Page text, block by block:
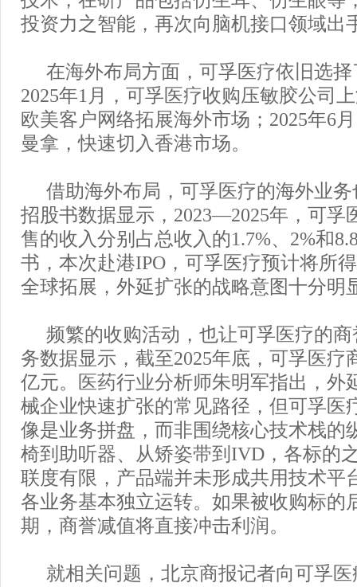
投资力之智能，再次向脑机接口领域出
在海外布局方面，可孚医疗依旧选
2025年1月，可孚医疗收购压敏胶公司
欧美客户网络拓展海外市场；2025年6
曼拿，快速切入香港市场。
借助海外布局，可孚医疗的海外业
招股书数据显示，2023—2025年，可孚
售的收入分别占总收入的1.7%、2%和
书，本次赴港IPO，可孚医疗预计将所
全球拓展，外延扩张的战略意图十分明
频繁的收购活动，也让可孚医疗的
务数据显示，截至2025年底，可孚医疗
亿元。医药行业分析师朱明军指出，外
械企业快速扩张的常见路径，但可孚医
像是业务拼盘，而非围绕核心技术栈的
椅到助听器、从矫姿带到IVD，各标的
联度有限，产品端并未形成共用技术平
各业务基本独立运转。如果被收购标的
期，商誉减值将直接冲击利润。
就相关问题，北京商报记者向可孚